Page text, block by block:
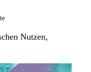
Nutzen,